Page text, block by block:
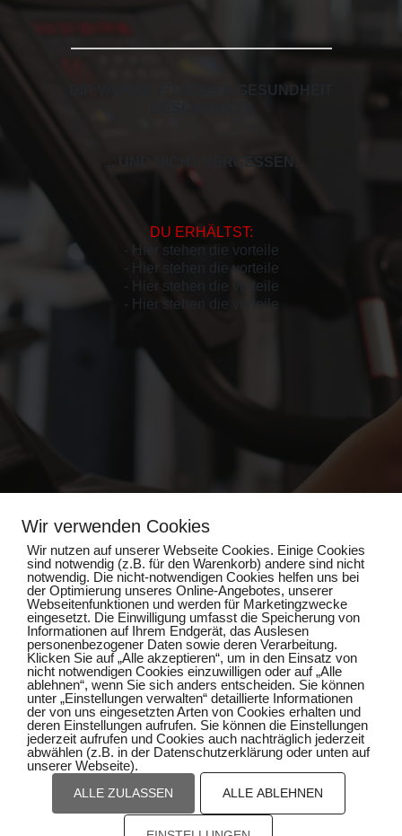
DIR WURDE FITNESS & GESUNDHEIT
... UND NICHT VERGESSEN:
DU ERHÄLTST:
- Hier stehen die vorteile
- Hier stehen die vorteile
- Hier stehen die vorteile
- Hier stehen die vorteile
Impressum
Datenschutz
Wir verwenden Cookies
Wir nutzen auf unserer Webseite Cookies. Einige Cookies
sind notwendig (z.B. für den Warenkorb) andere sind nicht
notwendig. Die nicht-notwendigen Cookies helfen uns bei
der Optimierung unseres Online-Angebotes, unserer
Webseitenfunktionen und werden für Marketingzwecke
eingesetzt. Die Einwilligung umfasst die Speicherung von
Informationen auf Ihrem Endgerät, das Auslesen
personenbezogener Daten sowie deren Verarbeitung.
Klicken Sie auf „Alle akzeptieren“, um in den Einsatz von
nicht notwendigen Cookies einzuwilligen oder auf „Alle
ablehnen“, wenn Sie sich anders entscheiden. Sie können
unter „Einstellungen verwalten“ detaillierte Informationen
der von uns eingesetzten Arten von Cookies erhalten und
deren Einstellungen aufrufen. Sie können die Einstellungen
jederzeit aufrufen und Cookies auch nachträglich jederzeit
abwählen (z.B. in der Datenschutzerklärung oder unten auf
unserer Webseite).
ALLE ZULASSEN ALLE ABLEHNEN